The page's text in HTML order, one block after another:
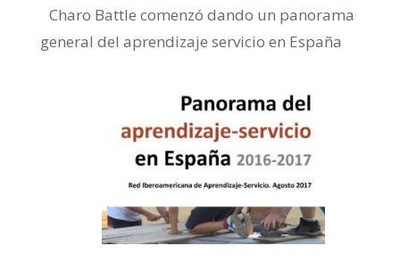
Charo Battle comenzó dando un panorama
general del aprendizaje servicio en España